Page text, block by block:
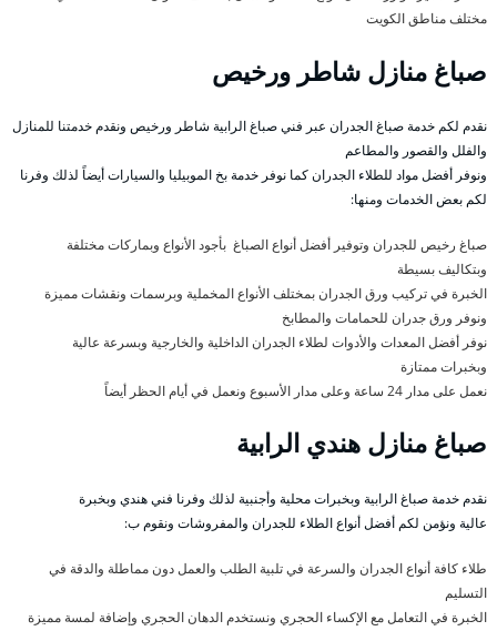
مختلف مناطق الكويت
صباغ منازل شاطر ورخيص
نقدم لكم خدمة صباغ الجدران عبر فني صباغ الرابية شاطر ورخيص ونقدم خدمتنا للمنازل
والفلل والقصور والمطاعم
ونوفر أفضل مواد للطلاء الجدران كما نوفر خدمة بخ الموبيليا والسيارات أيضاً لذلك وفرنا
لكم بعض الخدمات ومنها:
صباغ رخيص للجدران وتوفير أفضل أنواع الصباغ بأجود الأنواع وبماركات مختلفة
وبتكاليف بسيطة
الخبرة في تركيب ورق الجدران بمختلف الأنواع المخملية وبرسمات ونقشات مميزة
ونوفر ورق جدران للحمامات والمطابخ
نوفر أفضل المعدات والأدوات لطلاء الجدران الداخلية والخارجية وبسرعة عالية
وبخبرات ممتازة
نعمل على مدار 24 ساعة وعلى مدار الأسبوع ونعمل في أيام الحظر أيضاً
صباغ منازل هندي الرابية
نقدم خدمة صباغ الرابية وبخبرات محلية وأجنبية لذلك وفرنا فني هندي وبخبرة
عالية ونؤمن لكم أفضل أنواع الطلاء للجدران والمفروشات ونقوم ب:
طلاء كافة أنواع الجدران والسرعة في تلبية الطلب والعمل دون مماطلة والدقة في
التسليم
الخبرة في التعامل مع الإكساء الحجري ونستخدم الدهان الحجري وإضافة لمسة مميزة